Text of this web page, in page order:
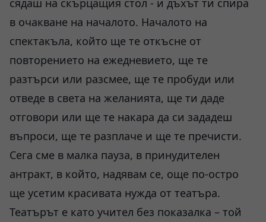
сядаш на скърцащия стол - и дъхът ти спира
в очакване на началото. Началото на
спектакъла, който ще те откъсне от
повторението на ежедневието, ще те
разтърси или разсмее, ще те пробуди или
отведе в света на желанията, ще ти даде
отговори или ще те накара да си зададеш
въпроси, ще те разплаче и ще те пречисти.
Сега сме в малка пауза, в принудителен
антракт, в който, надявам се, още по-остро
ще усетим красивата нужда от театъра.
Театърът е като учител без показалка – той